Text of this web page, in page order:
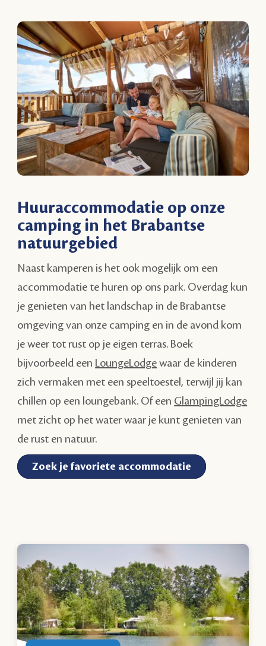
Huuraccommodatie op onze
camping in het Brabantse
natuurgebied
Naast kamperen is het ook mogelijk om een
accommodatie te huren op ons park. Overdag kun
je genieten van het landschap in de Brabantse
omgeving van onze camping en in de avond kom
je weer tot rust op je eigen terras. Boek
bijvoorbeeld een LoungeLodge waar de kinderen
zich vermaken met een speeltoestel, terwijl jij kan
chillen op een loungebank. Of een GlampingLodge
met zicht op het water waar je kunt genieten van
de rust en natuur.
Zoek je favoriete accommodatie